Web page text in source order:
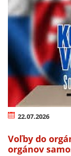
22.07.2026
Voľby do
orgánov